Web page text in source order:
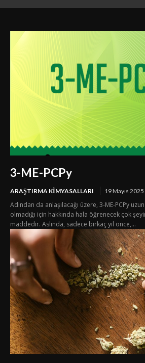
3-ME-PCPy
ARAŞTIRMA KIMYASALLARI 19 Mayıs 2025
Adından da anlaşılacağı üzere, 3-ME-PCPy
olmadığı için hakkında hala öğrenecek çok
maddedir. Aslında, sadece birkaç yıl önce,...